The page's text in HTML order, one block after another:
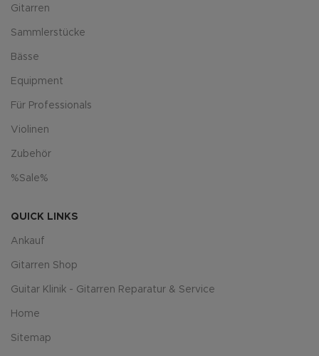
Gitarren
Sammlerstücke
Bässe
Equipment
Für Professionals
Violinen
Zubehör
%Sale%
QUICK LINKS
Ankauf
Gitarren Shop
Guitar Klinik - Gitarren Reparatur & Service
Home
Sitemap